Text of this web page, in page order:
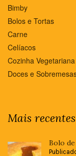
Bimby
Bolos e Tortas
Carne
Celíacos
Cozinha Vegetariana
Doces e
Mais recentes
Bolo